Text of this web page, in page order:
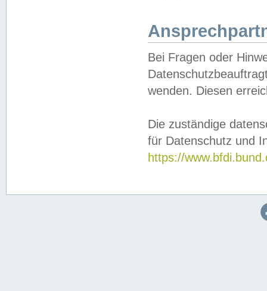
Bei Fragen oder
wenden. Diesen
Die zuständige
für Datenschutz und
https://